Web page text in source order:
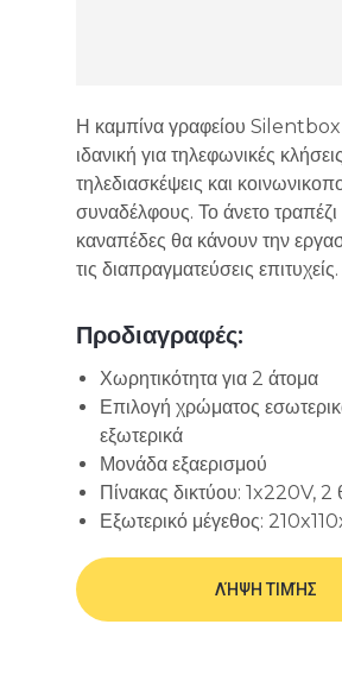
Η καμπίνα γραφείου Silentbox
ιδανική για τηλεφωνικές
τηλεδιασκέψεις και
συναδέλφους. Το άνετο τραπέζι
καναπέδες θα κάνουν την
τις διαπραγματεύσεις επιτυχείς.
Χωρητικότητα για 2 άτομα
Επιλογή χρώματος
εξωτερικά
Μονάδα εξαερισμού
Πίνακας δικτύου: 1x220V,
Εξωτερικό μέγεθος:
ΛΉΨΗ ΤΙΜΉΣ
Προδιαγραφές: